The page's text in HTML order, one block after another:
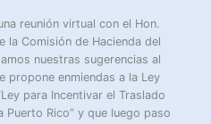
reunión virtual con el Hon.
la Comisión de Hacienda del
nuestras sugerencias al
propone enmiendas a la Ley
para Incentivar el Traslado
Rico” y que luego paso